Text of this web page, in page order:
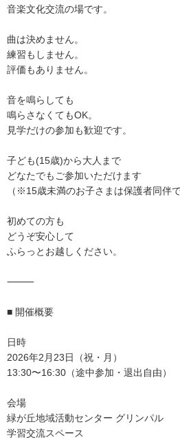
音楽文化交流の場です。
曲は決めません。
練習もしません。
評価もありません。
音を鳴らしても
鳴らさなくてもOK。
見学だけの参加も歓迎です。
子ども(15歳)から大人まで
どなたでもご参加いただけます
（※15歳未満のお子さまは保護者同伴
初めての方も
どうぞ安心して
ふらっとお越しください。
⸻
■ 開催概要
日時
2026年2月23日（祝・月）
13:30〜16:30（途中参加・退出自由）
会場
緑が丘地域活動センター グリンパル
学習交流スペース